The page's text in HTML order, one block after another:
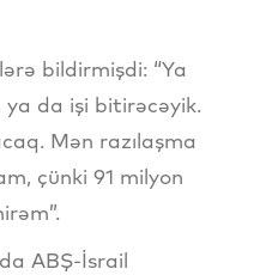
bildirmişdi: “Ya
ya da işi bitirəcəyik.
Mən razılaşma
çünki 91 milyon
ABŞ-İsrail